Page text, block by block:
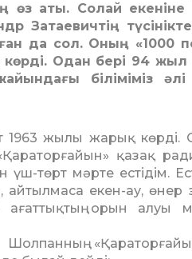
өз аты. Солай екеніне
да сол. Оның «1000
Одан бері 94 жыл
біліміміз
1963 жылы жарық көрді.
қазақ
төрт мәрте естідім.
екен-ау, өнер
орын алуы